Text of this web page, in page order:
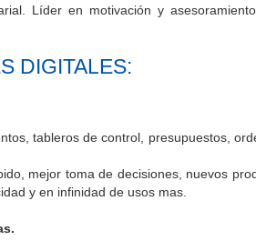
Líder en motivación y
DIGITALES:
tableros de control, presupuestos,
mejor toma de decisiones, nuevos
y en infinidad de usos mas.